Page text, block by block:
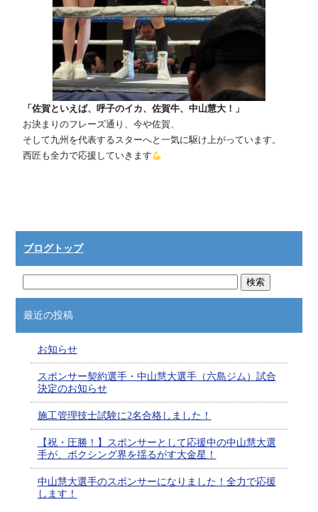
「佐賀といえば、呼子のイカ、佐賀牛、中山慧大！」
お決まりのフレーズ通り、今や佐賀、
そして九州を代表するスターへと一気に駆け上がっています。
西匠も全力で応援していきます
ブログトップ
最近の投稿
お知らせ
スポンサー契約選手・中山慧大選手（六島ジム）試合
決定のお知らせ
施工管理技士試験に2名合格しました！
【祝・圧勝！】スポンサーとして応援中の中山慧大選
手が、ボクシング界を揺るがす大金星！
中山慧大選手のスポンサーになりました！全力で応援
します！